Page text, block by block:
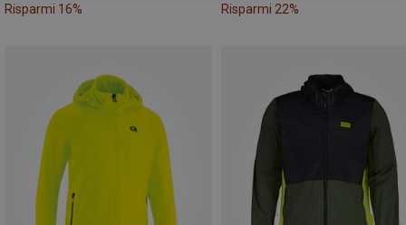
Risparmi 16% Risparmi 22%